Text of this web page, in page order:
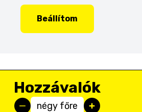
Beállítom
Hozzávalók
négy főre